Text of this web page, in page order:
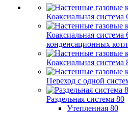
Коаксиальная система
Коаксиальная система
конденсационных
Коаксиальная система
Переход с одной
Раздельная система 80
Утепленная 80